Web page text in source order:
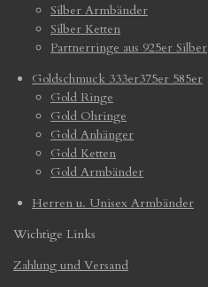
Silber Armbänder
Silber Ketten
Partnerringe aus 925er Silber
Goldschmuck 333er375er 585er
Gold Ringe
Gold Ohringe
Gold Anhänger
Gold Ketten
Gold Armbänder
Herren u. Unisex Armbänder
Wichtige Links
Zahlung und Versand